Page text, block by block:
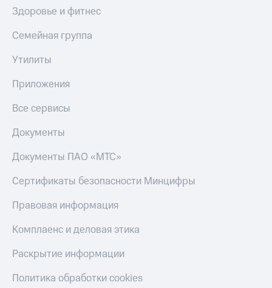
Здоровье и фитнес
Семейная группа
Утилиты
Приложения
Все сервисы
Документы
Документы ПАО «МТС»
Сертификаты безопасности Минцифры
Правовая информация
Комплаенс и деловая этика
Раскрытие информации
Политика обработки cookies